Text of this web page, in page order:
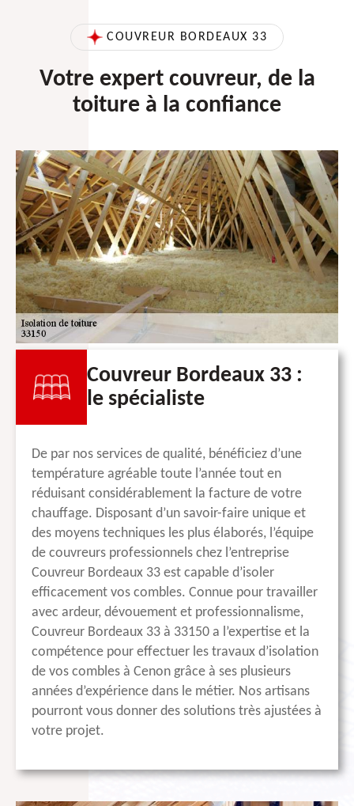
COUVREUR BORDEAUX 33
Votre expert couvreur, de la
toiture à la confiance
Couvreur Bordeaux 33 :
le spécialiste
De par nos services de qualité, bénéficiez d’une
température agréable toute l’année tout en
réduisant considérablement la facture de votre
chauffage. Disposant d’un savoir-faire unique et
des moyens techniques les plus élaborés, l’équipe
de couvreurs professionnels chez l’entreprise
Couvreur Bordeaux 33 est capable d’isoler
efficacement vos combles. Connue pour travailler
avec ardeur, dévouement et professionnalisme,
Couvreur Bordeaux 33 à 33150 a l’expertise et la
compétence pour effectuer les travaux d’isolation
de vos combles à Cenon grâce à ses plusieurs
années d’expérience dans le métier. Nos artisans
pourront vous donner des solutions très ajustées à
votre projet.